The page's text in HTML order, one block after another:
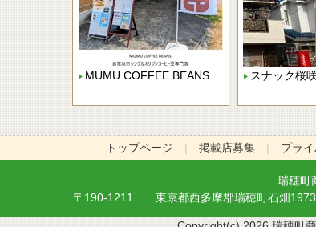
MUMU COFFEE BEANS スナック桜
トップページ | 掲載店募集 | プラ
瑞穂町
〒190-1211 東京都西多摩郡瑞穂町石畑